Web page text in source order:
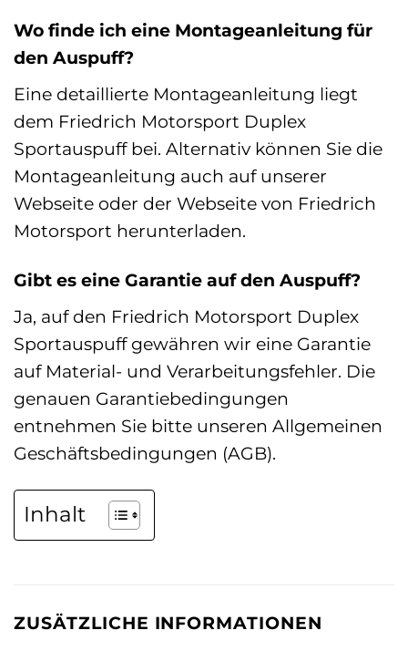
Wo finde ich eine Montageanleitung für
den Auspuff?
Eine detaillierte Montageanleitung liegt
dem Friedrich Motorsport Duplex
Sportauspuff bei. Alternativ können Sie die
Montageanleitung auch auf unserer
Webseite oder der Webseite von Friedrich
Motorsport herunterladen.
Gibt es eine Garantie auf den Auspuff?
Ja, auf den Friedrich Motorsport Duplex
Sportauspuff gewähren wir eine Garantie
auf Material- und Verarbeitungsfehler. Die
genauen Garantiebedingungen
entnehmen Sie bitte unseren Allgemeinen
Geschäftsbedingungen (AGB).
Inhalt
ZUSÄTZLICHE INFORMATIONEN